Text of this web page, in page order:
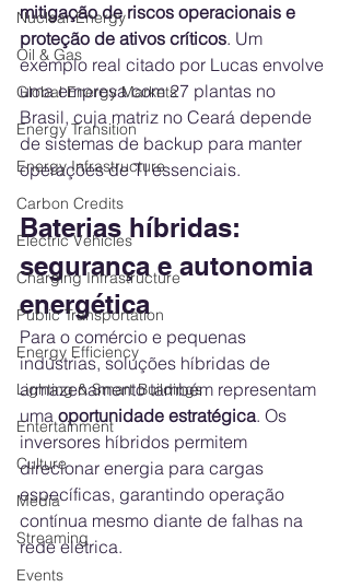
Nuclear Energy
Oil & Gas
Global Energy Markets
Energy Transition
Energy Infrastructure
Carbon Credits
Electric Vehicles
Charging Infrastructure
Public Transportation
Energy Efficiency
Lighting & Smart Buildings
Entertainment
Culture
Media
Streaming
Events
mitigação de riscos operacionais e
proteção de ativos críticos. Um
exemplo real citado por Lucas envolve
uma empresa com 27 plantas no
Brasil, cuja matriz no Ceará depende
de sistemas de backup para manter
operações de TI essenciais.
Baterias híbridas:
segurança e autonomia
energética
Para o comércio e pequenas
indústrias, soluções híbridas de
armazenamento também representam
uma oportunidade estratégica. Os
inversores híbridos permitem
direcionar energia para cargas
específicas, garantindo operação
contínua mesmo diante de falhas na
rede elétrica.